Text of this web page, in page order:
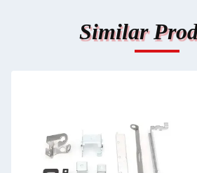
Similar